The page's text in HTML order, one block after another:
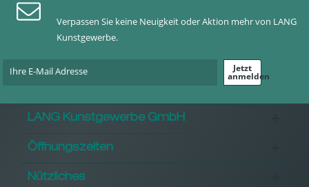
Verpassen Sie keine Neuigkeit oder Aktion mehr von LANG
Kunstgewerbe.
Jetzt
anmelden
LANG Kunstgewerbe GmbH
Öffnungszeiten
Nützliches